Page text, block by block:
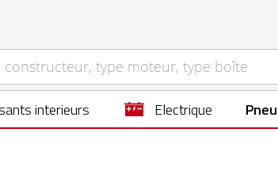
interieurs electrique